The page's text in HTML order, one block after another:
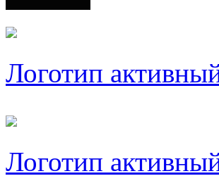
Логотип
Логотип